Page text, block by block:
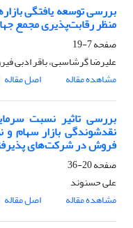
بررسی توسعه یافتگی
منظر رقابت‌پذیری مجمع
صفحه7-19
علیرضا گرشاسبی، باقر ادبی
مشاهده مقاله
اصل مقاله
بررسی تاثیر نسبت
نقدشوندگی بازار سهام
فروش در شرکت‌های
صفحه20-36
علی حسنوند
مشاهده مقاله
اصل مقاله